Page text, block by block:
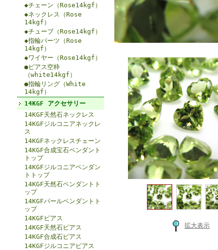
◆チェーン（Rose14kgf）
◆ネックレス（Rose
14kgf）
◆チューブ（Rose14kgf）
◆指輪パーツ（Rose
14kgf）
◆ワイヤー（Rose14kgf）
●ピアス空枠
（white14kgf）
●指輪リング（White
14kgf）
14KGF アクセサリー
14KGF天然石ネックレス
14KGFジルコニアネックレ
ス
14KGFネックレスチェーン
14KGF合成宝石ペンダント
トップ
14KGFジルコニアペンダン
トトップ
14KGF天然石ペンダントト
ップ
14KGFパールペンダントト
ップ
14KGFピアス
14KGF天然石ピアス
14KGF合成石ピアス
14KGFジルコニアピアス
拡大表示